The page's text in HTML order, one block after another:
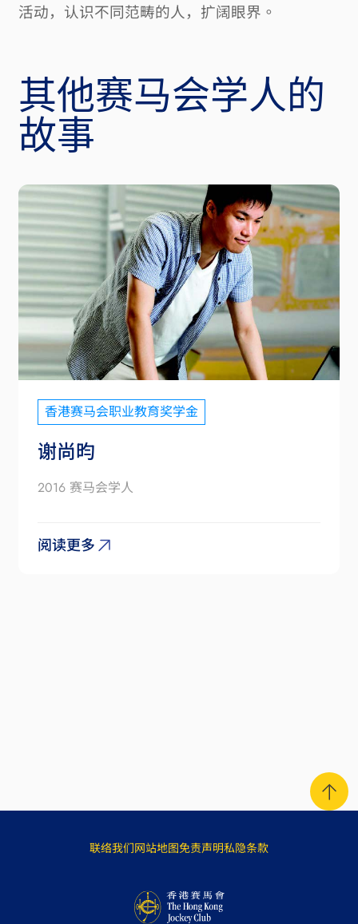
活动，认识不同范畴的人，扩阔眼界。
其他赛马会学人的
故事
香港赛马会职业教育奖学金
谢尚昀
2016 赛马会学人
阅读更多
联络我们网站地图免责声明私隐条款